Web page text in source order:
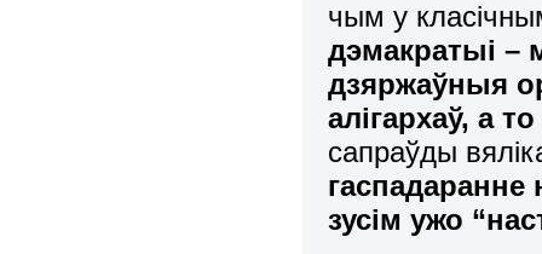
чым у
дэмакратыі –
дзяржаўныя
алігархаў, а
сапраўды
гаспадаранне
зусім ужо